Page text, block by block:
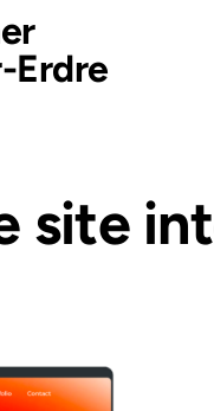
Erdre
site